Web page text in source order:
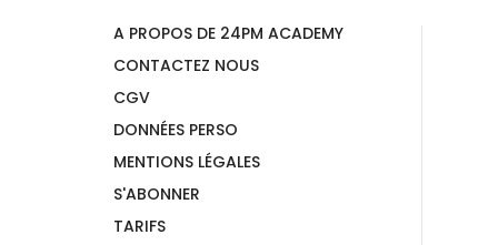
A PROPOS DE 24PM ACADEMY
CONTACTEZ NOUS
CGV
DONNÉES PERSO
MENTIONS LÉGALES
S'ABONNER
TARIFS